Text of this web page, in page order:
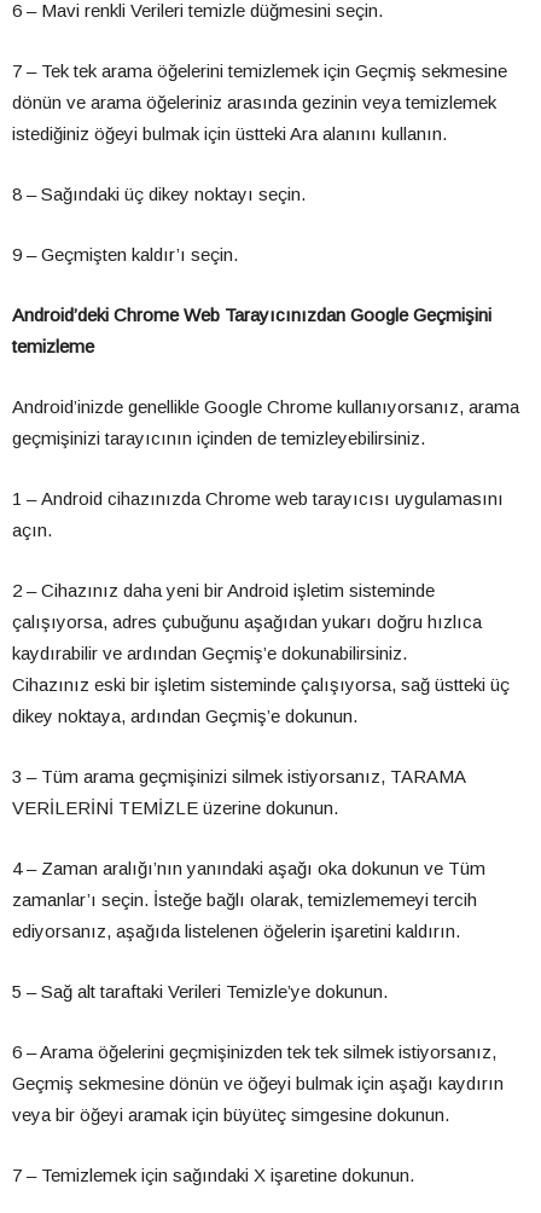
6 – Mavi renkli Verileri temizle düğmesini seçin.
7 – Tek tek arama öğelerini temizlemek için Geçmiş sekmesine
dönün ve arama öğeleriniz arasında gezinin veya temizlemek
istediğiniz öğeyi bulmak için üstteki Ara alanını kullanın.
8 – Sağındaki üç dikey noktayı seçin.
9 – Geçmişten kaldır’ı seçin.
Android’deki Chrome Web Tarayıcınızdan Google Geçmişini
temizleme
Android’inizde genellikle Google Chrome kullanıyorsanız, arama
geçmişinizi tarayıcının içinden de temizleyebilirsiniz.
1 – Android cihazınızda Chrome web tarayıcısı uygulamasını
açın.
2 – Cihazınız daha yeni bir Android işletim sisteminde
çalışıyorsa, adres çubuğunu aşağıdan yukarı doğru hızlıca
kaydırabilir ve ardından Geçmiş’e dokunabilirsiniz.
Cihazınız eski bir işletim sisteminde çalışıyorsa, sağ üstteki üç
dikey noktaya, ardından Geçmiş’e dokunun.
3 – Tüm arama geçmişinizi silmek istiyorsanız, TARAMA
VERİLERİNİ TEMİZLE üzerine dokunun.
4 – Zaman aralığı’nın yanındaki aşağı oka dokunun ve Tüm
zamanlar’ı seçin. İsteğe bağlı olarak, temizlememeyi tercih
ediyorsanız, aşağıda listelenen öğelerin işaretini kaldırın.
5 – Sağ alt taraftaki Verileri Temizle’ye dokunun.
6 – Arama öğelerini geçmişinizden tek tek silmek istiyorsanız,
Geçmiş sekmesine dönün ve öğeyi bulmak için aşağı kaydırın
veya bir öğeyi aramak için büyüteç simgesine dokunun.
7 – Temizlemek için sağındaki X işaretine dokunun.